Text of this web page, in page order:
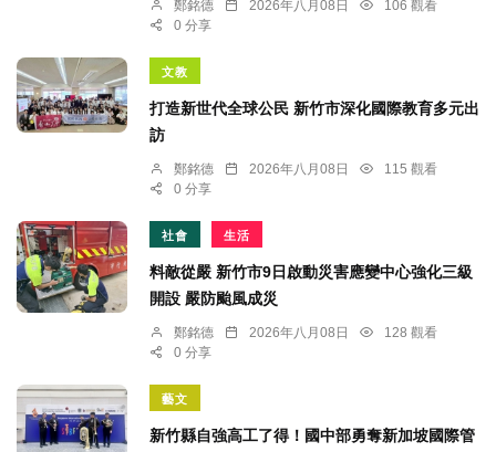
鄭銘德 2026年八月08日
106 觀看
0 分享
文教
打造新世代全球公民 新竹市深化國際教育多元出
訪
鄭銘德 2026年八月08日
115 觀看
0 分享
社會 生活
料敵從嚴 新竹市9日啟動災害應變中心強化三級
開設 嚴防颱風成災
鄭銘德 2026年八月08日
128 觀看
0 分享
藝文
新竹縣自強高工了得！國中部勇奪新加坡國際管